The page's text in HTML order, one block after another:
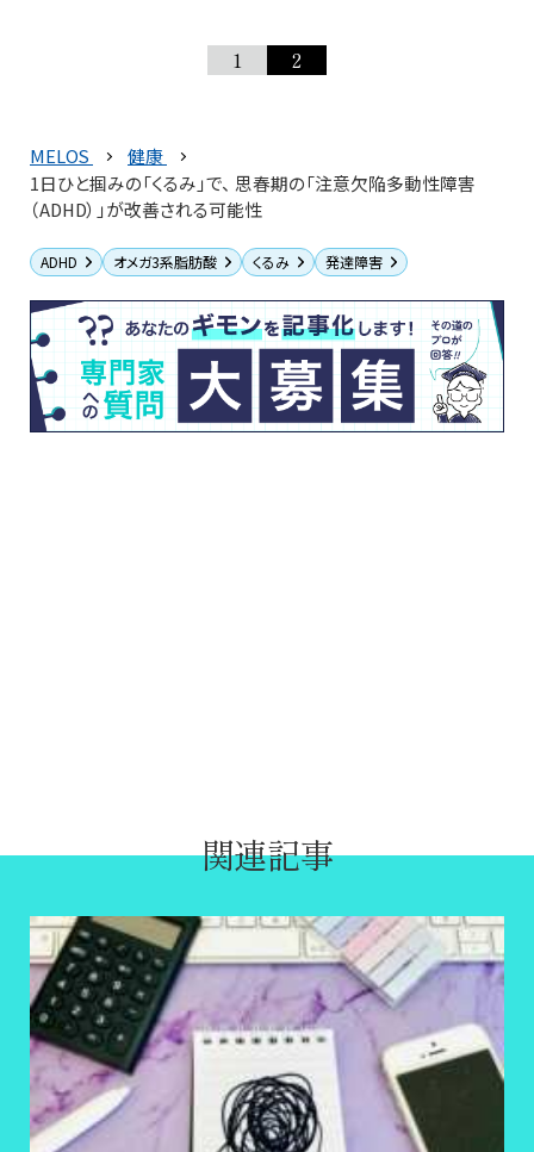
1 2
MELOS
健康
1日ひと掴みの「くるみ」で、 思春期の「注意欠陥多動性障害
（ADHD）」が改善される可能性
ADHD オメガ3系脂肪酸 くるみ 発達障害
関連記事